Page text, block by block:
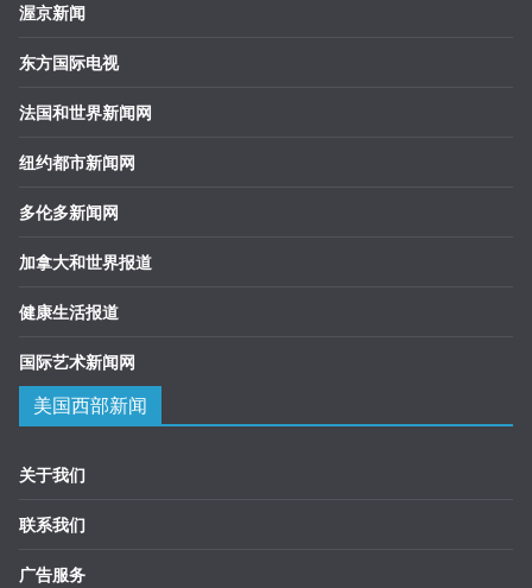
渥京新闻
东方国际电视
法国和世界新闻网
纽约都市新闻网
多伦多新闻网
加拿大和世界报道
健康生活报道
国际艺术新闻网
美国西部新闻
关于我们
联系我们
广告服务